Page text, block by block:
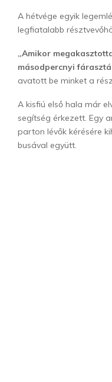
A hétvége egyik
legfiatalabb
„Amikor
másodpercnyi
avatott be minket a
A kisfiú első hala már
segítség érkezett. Egy
parton lévők kérésére
busával együtt.